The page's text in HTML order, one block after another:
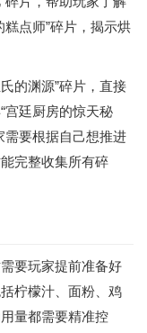
点师”碎片，揭示烘
的渊源”碎片，直接
宫廷厨房的惊天秘
需要根据自己想推进
完整收集所有碎
要玩家提前准备好
柠檬汁、面粉、鸡
量都需要精准控